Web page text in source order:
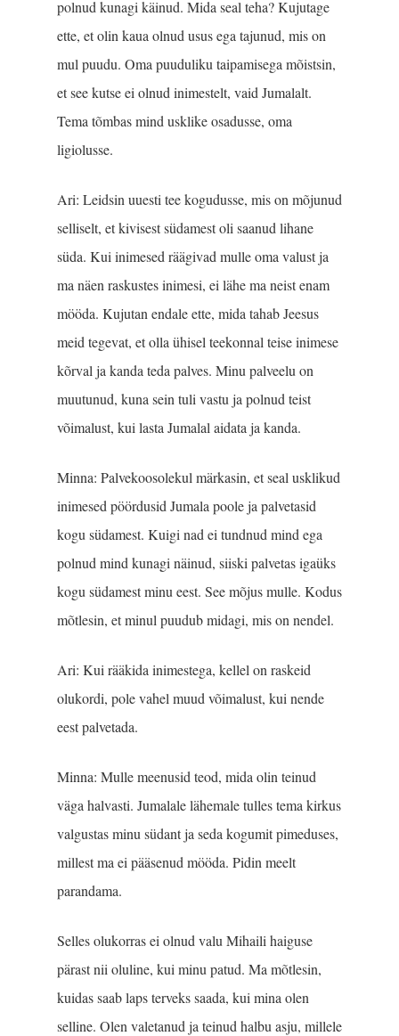
polnud kunagi käinud. Mida seal teha? Kujutage
ette, et olin kaua olnud usus ega tajunud, mis on
mul puudu. Oma puuduliku taipamisega mõistsin,
et see kutse ei olnud inimestelt, vaid Jumalalt.
Tema tõmbas mind usklike osadusse, oma
ligiolusse.
Ari: Leidsin uuesti tee kogudusse, mis on mõjunud
selliselt, et kivisest südamest oli saanud lihane
süda. Kui inimesed räägivad mulle oma valust ja
ma näen raskustes inimesi, ei lähe ma neist enam
mööda. Kujutan endale ette, mida tahab Jeesus
meid tegevat, et olla ühisel teekonnal teise inimese
kõrval ja kanda teda palves. Minu palveelu on
muutunud, kuna sein tuli vastu ja polnud teist
võimalust, kui lasta Jumalal aidata ja kanda.
Minna: Palvekoosolekul märkasin, et seal usklikud
inimesed pöördusid Jumala poole ja palvetasid
kogu südamest. Kuigi nad ei tundnud mind ega
polnud mind kunagi näinud, siiski palvetas igaüks
kogu südamest minu eest. See mõjus mulle. Kodus
mõtlesin, et minul puudub midagi, mis on nendel.
Ari: Kui rääkida inimeste­ga, kellel on raskeid
olukordi, pole vahel muud võimalust, kui nende
eest palvetada.
Minna: Mulle meenusid teod, mida olin teinud
väga halvasti. Jumalale lähemale tulles tema kirkus
valgustas minu südant ja seda kogumit pimeduses,
millest ma ei pääsenud mööda. Pidin meelt
parandama.
Selles olukorras ei olnud valu Mihaili haiguse
pärast nii oluline, kui minu patud. Ma mõtlesin,
kuidas saab laps terveks saada, kui mina olen
selline. Olen valetanud ja teinud halbu asju, millele